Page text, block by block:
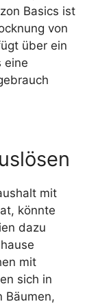
Basics ist
von
über ein
eine
mit
könnte
dazu
mit
sich in
Bäumen,